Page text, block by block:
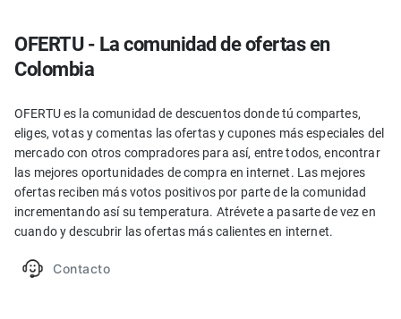
OFERTU - La comunidad de ofertas en
Colombia
OFERTU es la comunidad de descuentos donde tú compartes,
eliges, votas y comentas las ofertas y cupones más especiales del
mercado con otros compradores para así, entre todos, encontrar
las mejores oportunidades de compra en internet. Las mejores
ofertas reciben más votos positivos por parte de la comunidad
incrementando así su temperatura. Atrévete a pasarte de vez en
cuando y descubrir las ofertas más calientes en internet.
Contacto